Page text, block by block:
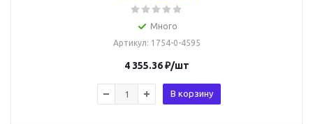
Много
Артикул: 1754-0-4595
4 355.36₽/шт
В корзину